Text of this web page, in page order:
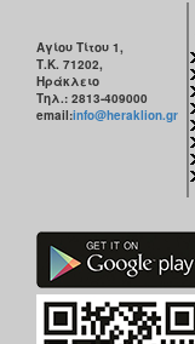
Αγίου Τίτου 1,
Τ.Κ. 71202,
Ηράκλειο
Τηλ.: 2813-409000
email:info@heraklion.gr